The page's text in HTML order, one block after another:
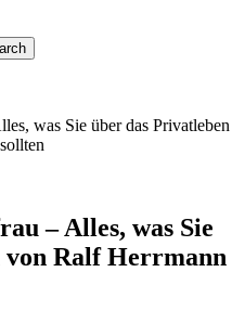
was Sie über das Privatleben
– Alles, was Sie
von Ralf Herrmann